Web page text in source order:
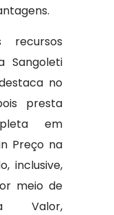
recursos
Sangoleti
no
presta
em
Preço na
inclusive,
meio de
Valor,